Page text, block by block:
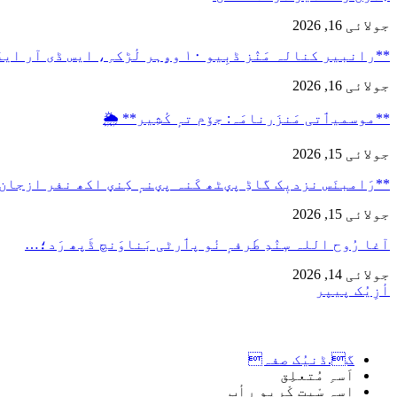
جولائی 16, 2026
**رانبیر کنالہ مَنٛز ڈبِیو ۱۰ وۄہر لٔڑکہِ، ایس ڈی آر ایفَن…
جولائی 16, 2026
**موسمیٲتی مَنزَرنامَہ: جۆم تہٕ کٔشِیر** 🌦️
جولائی 15, 2026
**رَامبنَس نزدیٖک گاڈِ پؠٹھ کَنہ پؠنہٕ کِنؠ اکھ نفر
جولائی 15, 2026
آغا رُوح اللہ سٕنٛدِ طَرفہٕ نٔو پٲرٹی بَناوَنچ ڈَپھ رَد؛…
جولائی 14, 2026
أزِیُک پیپر
گ.ڈنیُک صفہ
اَسہِ مُتعلِق
اسہِ سْیت کْریو رأب